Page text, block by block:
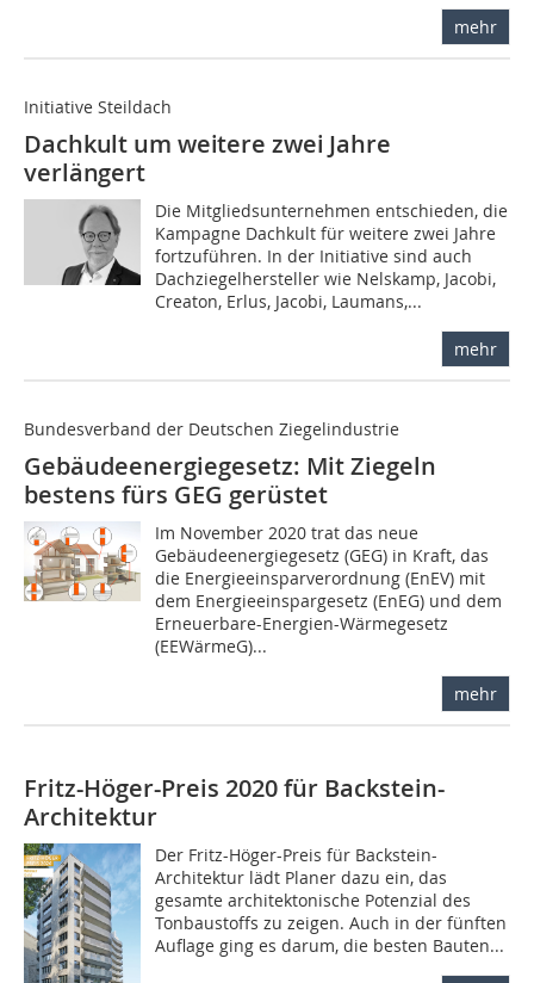
mehr
Initiative Steildach
Dachkult um weitere zwei Jahre
verlängert
Die Mitgliedsunternehmen entschieden, die
Kampagne Dachkult für weitere zwei Jahre
fortzuführen. In der Initiative sind auch
Dachziegelhersteller wie Nelskamp, Jacobi,
Creaton, Erlus, Jacobi, Laumans,...
mehr
Bundesverband der Deutschen Ziegelindustrie
Gebäudeenergiegesetz: Mit Ziegeln
bestens fürs GEG gerüstet
Im November 2020 trat das neue
Gebäudeenergiegesetz (GEG) in Kraft, das
die Energieeinsparverordnung (EnEV) mit
dem Energieeinspargesetz (EnEG) und dem
Erneuerbare-Energien-Wärmegesetz
(EEWärmeG)...
mehr
Fritz-Höger-Preis 2020 für Backstein-
Architektur
Der Fritz-Höger-Preis für Backstein-
Architektur lädt Planer dazu ein, das
gesamte architektonische Potenzial des
Tonbaustoffs zu zeigen. Auch in der fünften
Auflage ging es darum, die besten Bauten...